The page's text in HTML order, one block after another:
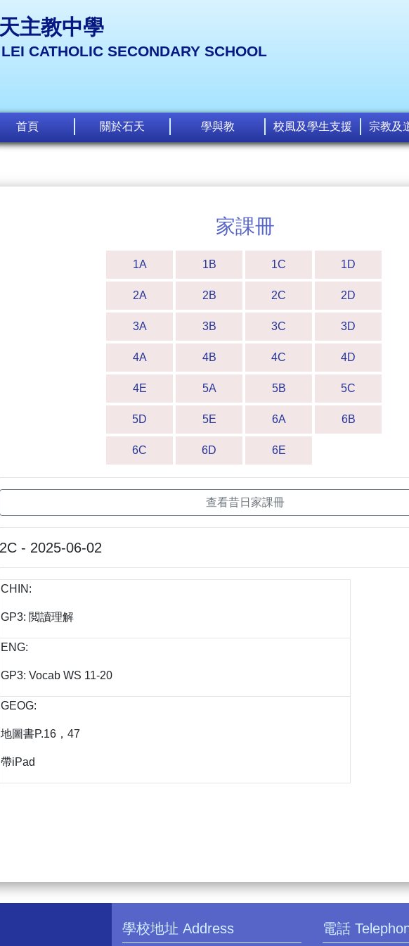
主教中學
CATHOLIC SECONDARY SCHOOL
首頁 關於石天 學與教 校風及學生支援 宗教及
家課冊
1A 1B 1C 1D
2A 2B 2C 2D
3A 3B 3C 3D
4A 4B 4C 4D
4E 5A 5B 5C
5D 5E 6A 6B
6C 6D 6E
查看昔日家課冊
2C - 2025-06-02
CHIN:
GP3: 閲讀理解
ENG:
GP3: Vocab WS 11-20
GEOG:
地圖書P.16，47
帶iPad
學校地址 Address 電話